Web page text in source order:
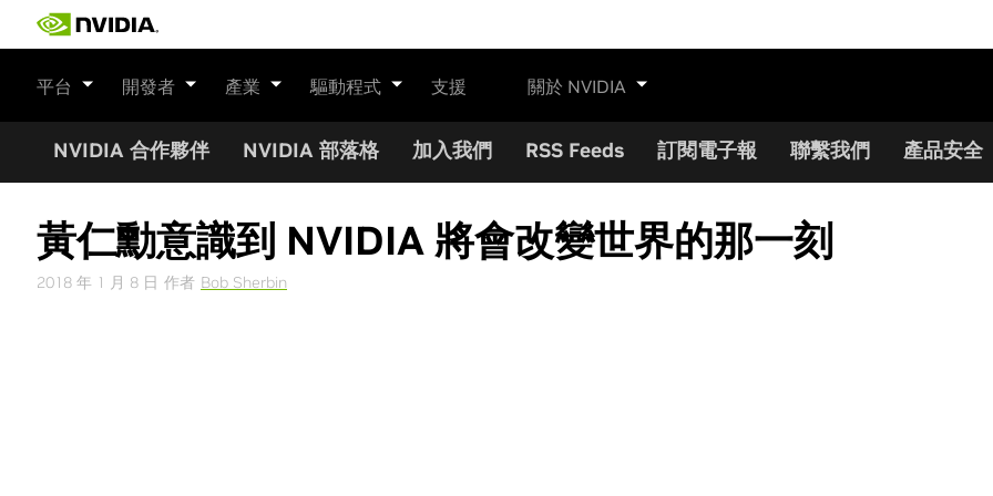
平台 開發者 產業 驅動程式 支援 關於 NVIDIA
NVIDIA 合作夥伴 NVIDIA 部落格 加入我們 RSS Feeds 訂閱電子報 聯繫我們 產品安全
黃仁勳意識到 NVIDIA 將會改變世界的那一刻
2018 年 1 月 8 日 作者 Bob Sherbin